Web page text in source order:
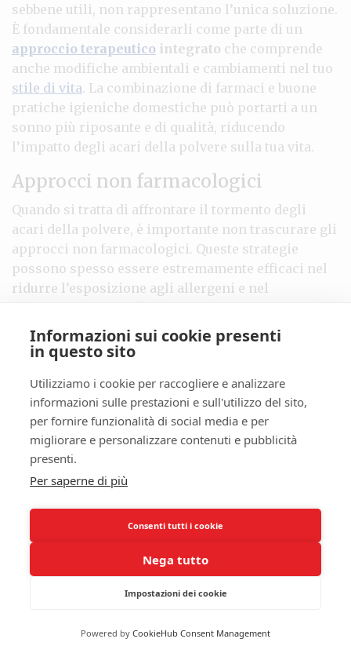
sebbene utili, non rappresentano l’unica soluzione.
È fondamentale considerarli come parte di un
approccio terapeutico integrato che comprende
anche modifiche ambientali e cambiamenti nel tuo
stile di vita. La combinazione di farmaci e buone
pratiche igieniche domestiche può portarti a un
sonno più riposante e di qualità, riducendo
l’impatto degli acari della polvere sulla tua vita.
Approcci non farmacologici
Quando si tratta di affrontare il tormento degli
acari della polvere, è importante non trascurare gli
approcci non farmacologici. Queste strategie
possono spesso essere estremamente efficaci nel
ridurre l’esposizione agli allergeni e nel
migliorare la qualità del tuo sonno. Una delle
prime misure che dovresti considerare è l’igiene
della casa. Aspira regolarmente con un
aspirapolvere dotato di filtri HEPA e lava la
biancheria da letto frequentemente in acqua calda
per eliminare gli acari e le loro feci, che possono
essere fonti di allergeni.
Inoltre, potresti voler utilizzare coperture anti-
allergiche per cuscini e materassi. Queste barriere
accedano ai tuoi posti preferiti per il sonno,
creando un ambiente più salubre. Anche il
mantenimento di un tasso di umidità ottimale nella
tua abitazione è cruciale: gli acari prosperano in
ambienti umidi, quindi l’uso di deumidificatori
comfort notturno.
Informazioni sui cookie presenti
in questo sito
Utilizziamo i cookie per raccogliere e analizzare
informazioni sulle prestazioni e sull'utilizzo del sito,
per fornire funzionalità di social media e per
migliorare e personalizzare contenuti e pubblicità
presenti.
Per saperne di più
Consenti tutti i cookie
Nega tutto
Impostazioni dei cookie
Powered by CookieHub Consent Management